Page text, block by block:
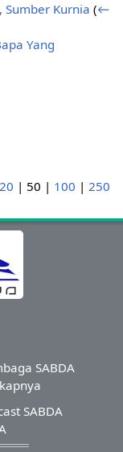
Sumber Kurnia (←
Yang
20 | 50 | 100 | 250
SABDA
SABDA